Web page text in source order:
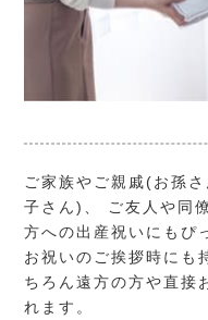
ご家族やご親戚(お孫
子さん)、 ご友人や同
方への出産祝いにもぴ
お祝いのご挨拶時にも
ちろん遠方の方や直接
れます。